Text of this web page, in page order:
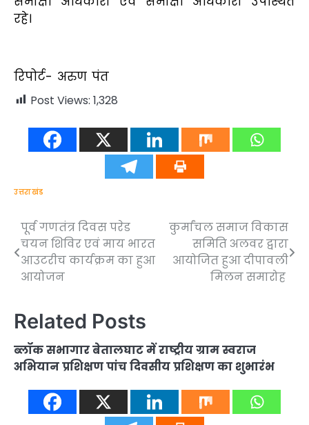
रहे।
रिपोर्ट- अरुण पंत
Post Views: 1,328
उत्तराखंड
Post
navigation
पूर्व गणतंत्र दिवस परेड
चयन शिविर एवं माय भारत
आउटरीच कार्यक्रम का हुआ
आयोजन
कुर्मांचल समाज विकास
समिति अलवर द्वारा
आयोजित हुआ दीपावली
मिलन समारोह
Related Posts
ब्लॉक सभागार बेतालघाट में राष्ट्रीय ग्राम स्वराज
अभियान प्रशिक्षण पांच दिवसीय प्रशिक्षण का शुभारंभ